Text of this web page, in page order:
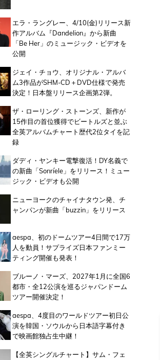
エラ・ラングレー、4/10(金)リリース新
作アルバム『Dandelion』から新曲
「Be Her」のミュージック・ビデオを
公開
ジェイ・チョウ、オリジナル・アルバ
ム3作品がSHM-CD＋DVD仕様で発売
決定！日本盤リリース企画第2弾。
ザ・ローリング・ストーンズ、新作が
15作目の首位獲得でビートルズと並ぶ
全英アルバムチャート歴代2位タイを記
録
ダディ・ヤンキー電撃復活！DY名義で
の新曲「Sonríele」をリリース！ミュー
ジック・ビデオも公開
ニューヨークのチャイナタウン発、チ
ャンパンが新曲「buzzin」をリリース
aespa、初のドームツアー4日間で17万
人を動員！サプライズ日本ファンミー
ティング開催も発表！
ブルーノ・マーズ、2027年1月に全国6
都市・全12公演を巡るジャパンドーム
ツアー開催決定！
aespa、4度目のワールドツアー初日公
演を韓国・ソウルから日本語字幕付き
で映画館独占生中継！
【全英シングルチャート】サム・フェ